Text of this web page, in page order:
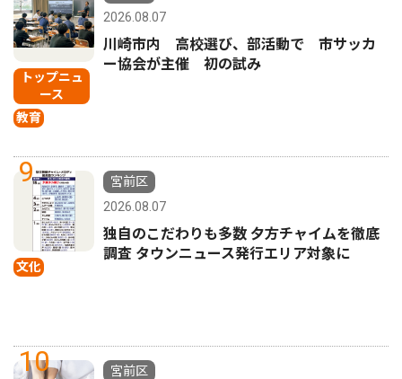
トップニュ
ース
教育
2026.08.07
川崎市内 高校選び、部活動で 市サッカ
ー協会が主催 初の試み
9
文化
宮前区
2026.08.07
独自のこだわりも多数 夕方チャイムを徹底
調査 タウンニュース発行エリア対象に
10
宮前区